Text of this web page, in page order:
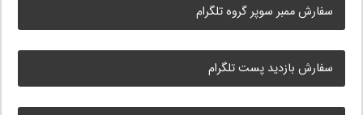
سفارش ممبر سوپر گروه تلگرام
سفارش بازدید پست تلگرام